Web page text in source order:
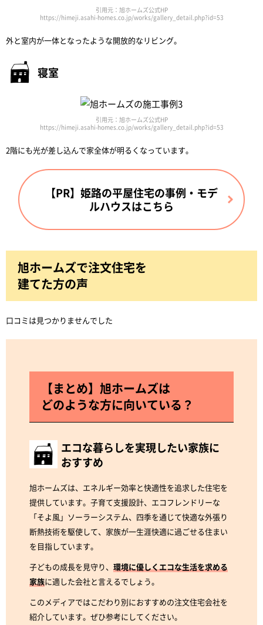
引用元：旭ホームズ公式HP
https://himeji.asahi-homes.co.jp/works/gallery_detail.php?id=53
外と室内が一体となったような開放的なリビング。
寝室
引用元：旭ホームズ公式HP
https://himeji.asahi-homes.co.jp/works/gallery_detail.php?id=53
2階にも光が差し込んで家全体が明るくなっています。
【PR】姫路の平屋住宅の事例・モデ
ルハウスはこちら
旭ホームズで注文住宅を
建てた方の声
口コミは見つかりませんでした
【まとめ】旭ホームズは
どのような方に向いている？
エコな暮らしを実現したい家族に
おすすめ
旭ホームズは、エネルギー効率と快適性を追求した住宅を
提供しています。子育て支援設計、エコフレンドリーな
「そよ風」ソーラーシステム、四季を通じて快適な外張り
断熱技術を駆使して、家族が一生涯快適に過ごせる住まい
を目指しています。
子どもの成長を見守り、 環境に優しくエコな生活を求める
家族に適した会社と言えるでしょう。
このメディアではこだわり別におすすめの注文住宅会社を
紹介しています。ぜひ参考にしてください。